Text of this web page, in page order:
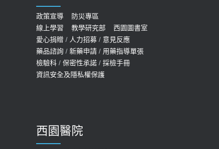
政策宣導
防災專區
線上學習
教學研究部
西園圖書室
愛心捐贈 / 人力招募 / 意見反應
藥品諮詢 / 新藥申請 / 用藥指導單張
檢驗科 / 保密性承諾 / 採檢手冊
資訊安全及隱私權保護
西園醫院